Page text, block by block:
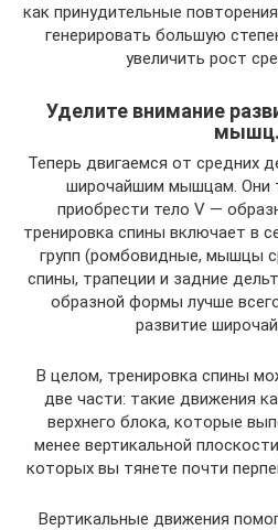
как принудительные
генерировать большую
увеличить рост
Уделите внимание
мышц.
Теперь двигаемся от средних
широчайшим мышцам. Они
приобрести тело V —
тренировка спины включает в
групп (ромбовидные, мышцы
спины, трапеции и задние
образной формы лучше
развитие
В целом, тренировка спины
две части: такие движения
верхнего блока, которые
менее вертикальной
которых вы тянете почти
Вертикальные движения